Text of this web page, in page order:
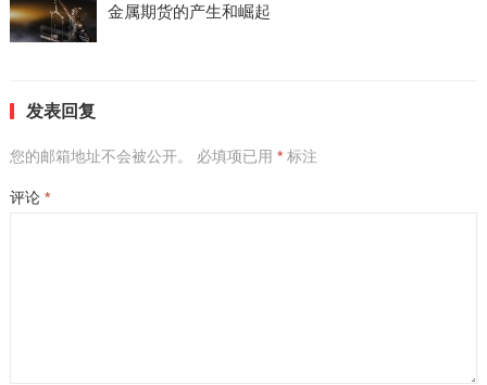
金属期货的产生和崛起
发表回复
您的邮箱地址不会被公开。 必填项已用 *标注
评论 *